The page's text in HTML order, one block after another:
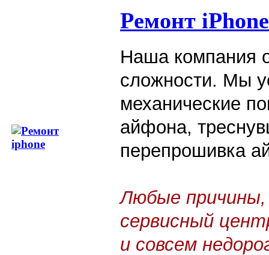
Ремонт
Наша компания
сложности. Мы
механические
айфона,
перепрошивка
Любые
сервисный
и совсем